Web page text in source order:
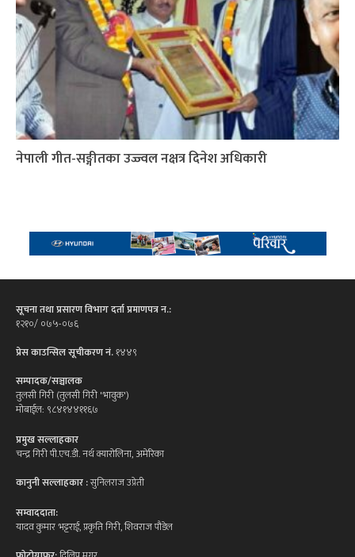
नेपाली गीत-सङ्गीतका उज्ज्वल नक्षत्र दिनेश अधिकारी
सूचना तथा प्रसारण विभाग दर्ता प्रमाणपत्र न.:
१२१०/ ०७५-०७६
प्रेस काउन्सिल सूचीकरण नं.१४४९
सम्पादक/सञ्चालक
तुलसी गिरी (तुलसी गिरी 'भावुक')
मोबाईल: ९८४१४४११६७
प्रमुख सल्लाहकार
चन्द्र गिरी पी.एच.डी. नर्थ क्यारोलिना, अमेरिका
कानुनी सल्लाहकार :सुनिलराज उप्रेती
सम्वाददाता:
यादव कुमार भट्टराई, प्रकृति गिरी, शिवराज पौडेल